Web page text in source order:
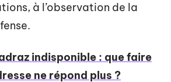
à l’observation de la
indisponible : que faire
ne répond plus ?